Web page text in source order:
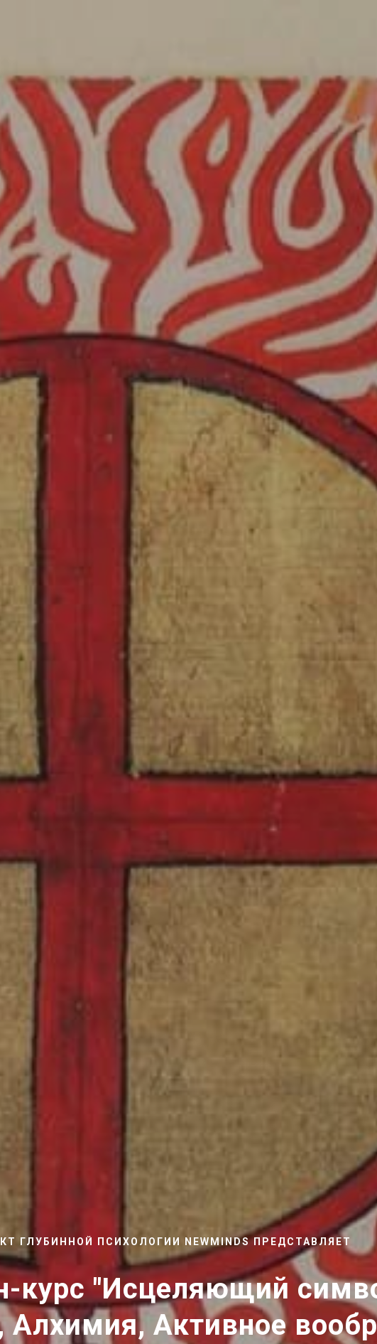
ГЛУБИННОЙ ПСИХОЛОГИИ NEWMINDS ПРЕДСТАВЛЯЕТ
курс "Исцеляющий
Алхимия, Активное